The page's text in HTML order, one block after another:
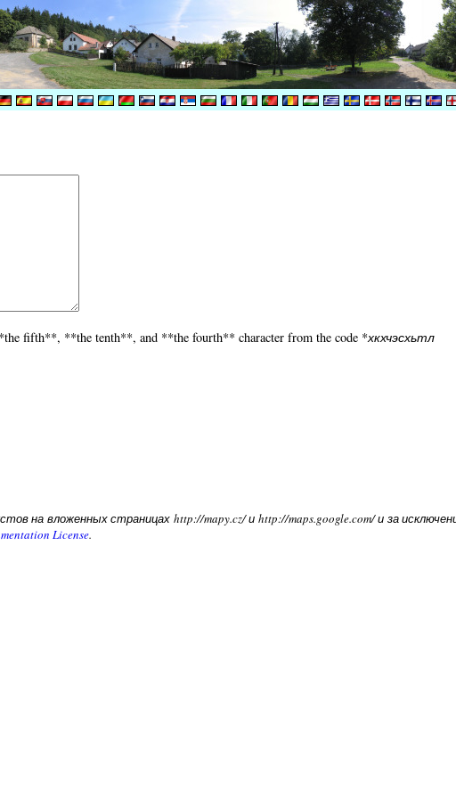
fifth**, **the tenth**, and **the fourth** character from the code *хкхчэсхьтл
на вложенных страницах http://mapy.cz/ и http://maps.google.com/ и за
License.